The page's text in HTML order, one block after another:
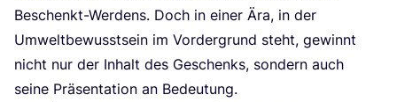
Beschenkt-Wer­dens. Doch in einer Ära, in der
Umwelt­be­wusst­sein im Vor­der­grund steht, gewinnt
nicht nur der Inhalt des Geschenks, son­dern auch
sei­ne Prä­sen­ta­ti­on an Bedeutung.